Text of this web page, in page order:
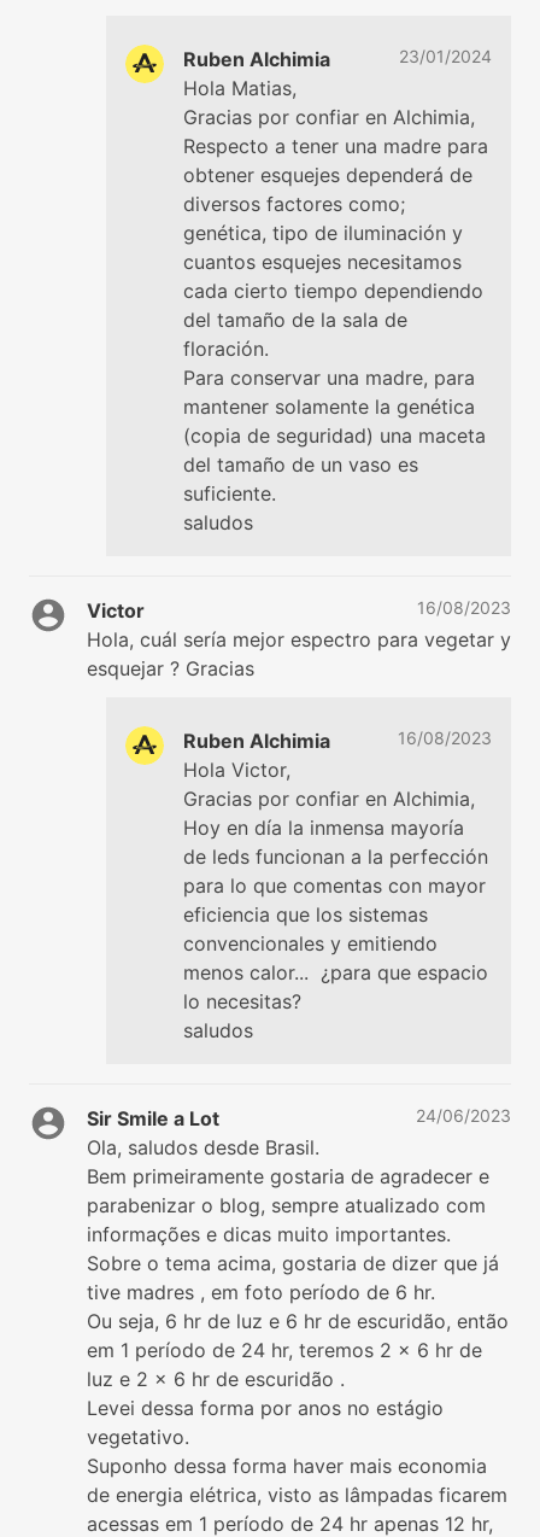
Ruben Alchimia 23/01/2024
Hola Matias,
Gracias por confiar en Alchimia,
Respecto a tener una madre para
obtener esquejes dependerá de
diversos factores como;
genética, tipo de iluminación y
cuantos esquejes necesitamos
cada cierto tiempo dependiendo
del tamaño de la sala de
floración.
Para conservar una madre, para
mantener solamente la genética
(copia de seguridad) una maceta
del tamaño de un vaso es
suficiente.
saludos
Victor 16/08/2023
Hola, cuál sería mejor espectro para vegetar y
esquejar ? Gracias
Ruben Alchimia 16/08/2023
Hola Victor,
Gracias por confiar en Alchimia,
Hoy en día la inmensa mayoría
de leds funcionan a la perfección
para lo que comentas con mayor
eficiencia que los sistemas
convencionales y emitiendo
menos calor... ¿para que espacio
lo necesitas?
saludos
Sir Smile a Lot 24/06/2023
Ola, saludos desde Brasil.
Bem primeiramente gostaria de agradecer e
parabenizar o blog, sempre atualizado com
informações e dicas muito importantes.
Sobre o tema acima, gostaria de dizer que já
tive madres , em foto período de 6 hr.
Ou seja, 6 hr de luz e 6 hr de escuridão, então
em 1 período de 24 hr, teremos 2 x 6 hr de
luz e 2 x 6 hr de escuridão .
Levei dessa forma por anos no estágio
vegetativo.
Suponho dessa forma haver mais economia
de energia elétrica, visto as lâmpadas ficarem
acessas em 1 período de 24 hr apenas 12 hr,